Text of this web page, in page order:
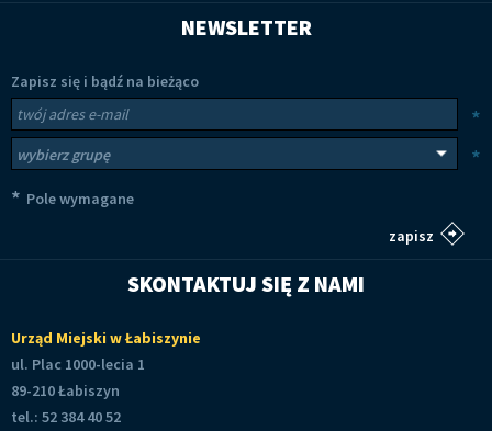
NEWSLETTER
Zapisz się i bądź na bieżąco
Newsletter
*
*
* Pole wymagane
SKONTAKTUJ SIĘ Z NAMI
Urząd Miejski w Łabiszynie
ul. Plac 1000-lecia 1
89-210 Łabiszyn
tel.: 52 384 40 52